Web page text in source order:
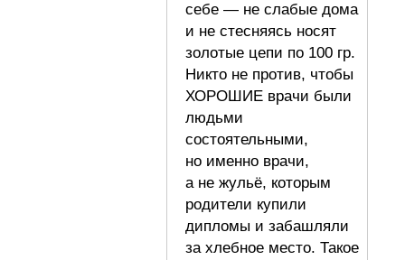
себе — не слабые дома
и не стесняясь носят
золотые цепи по 100 гр.
Никто не против, чтобы
ХОРОШИЕ врачи были
людьми
состоятельными,
но именно врачи,
а не жульё, которым
родители купили
дипломы и забашляли
за хлебное место. Такое